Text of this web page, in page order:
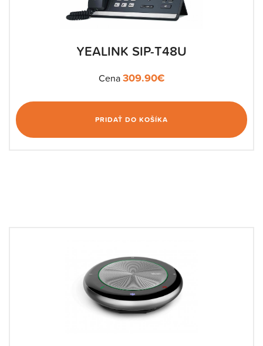
YEALINK SIP-T48U
Cena309.90€
PRIDAŤ DO KOŠÍKA